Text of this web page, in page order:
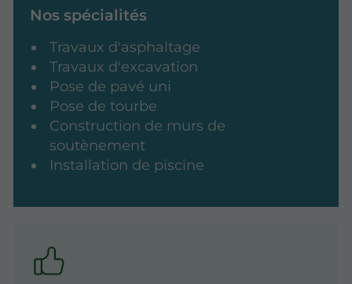
Nos spécialités
Travaux d'asphaltage
Travaux d'excavation
Pose de pavé uni
Pose de tourbe
Construction de murs de
soutènement
Installation de piscine